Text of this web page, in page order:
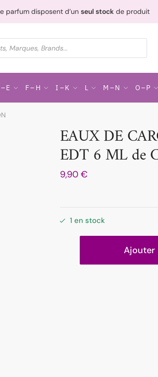
parfum disposent d’un seul stock de produit
E F – H I – K L M – N O – P
EAUX DE
EDT 6 ML de
9,90 €
1 en stock
Ajouter